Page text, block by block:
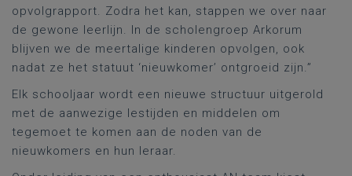
opvolgrapport. Zodra het kan, stappen we over naar
de gewone leerlijn. In de scholengroep Arkorum
blijven we de meertalige kinderen opvolgen, ook
nadat ze het statuut ‘nieuwkomer’ ontgroeid zijn.”
Elk schooljaar wordt een nieuwe structuur uitgerold
met de aanwezige lestijden en middelen om
tegemoet te komen aan de noden van de
nieuwkomers en hun leraar.